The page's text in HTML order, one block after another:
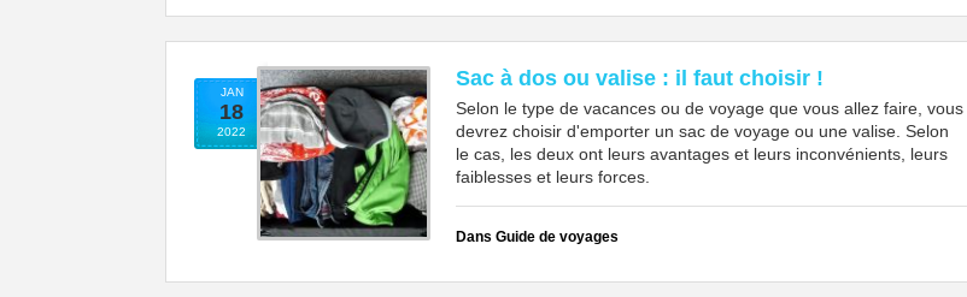
JAN
18
2022
Sac à dos ou valise : il faut choisir !
Selon le type de vacances ou de voyage que vous allez faire, vous
devrez choisir d'emporter un sac de voyage ou une valise. Selon
le cas, les deux ont leurs avantages et leurs inconvénients, leurs
faiblesses et leurs forces.
Dans Guide de voyages